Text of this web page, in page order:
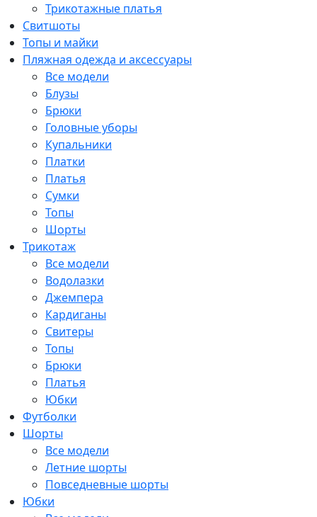
Трикотажные платья
Свитшоты
Топы и майки
Пляжная одежда и аксессуары
Все модели
Блузы
Брюки
Головные уборы
Купальники
Платки
Платья
Сумки
Топы
Шорты
Трикотаж
Все модели
Водолазки
Джемпера
Кардиганы
Свитеры
Топы
Брюки
Платья
Юбки
Футболки
Шорты
Все модели
Летние шорты
Повседневные шорты
Юбки